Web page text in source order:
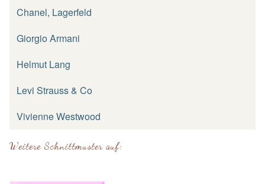
Chanel, Lagerfeld
Giorgio Armani
Helmut Lang
Levi Strauss & Co
Vivienne Westwood
Weitere Schnittmuster auf: